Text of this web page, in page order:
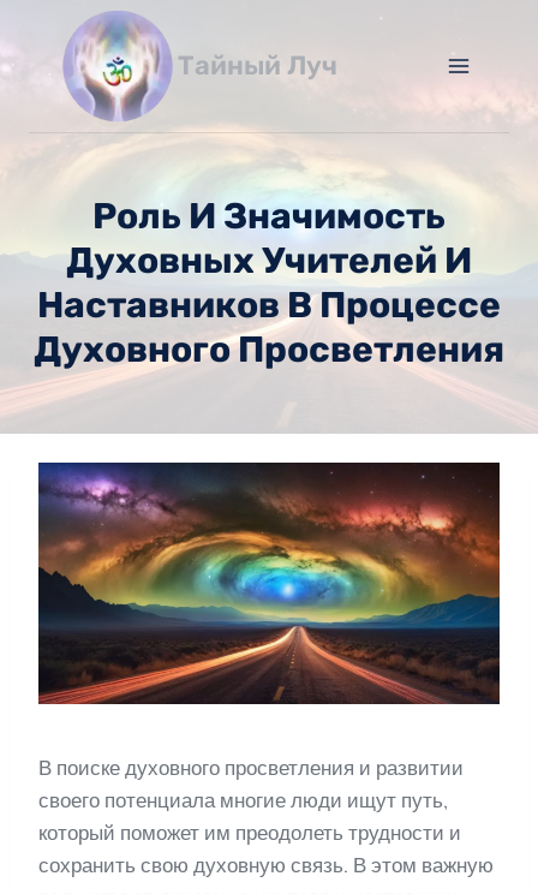
содержимому
Тайный Луч
Роль И Значимость
Духовных Учителей И
Наставников В Процессе
Духовного Просветления
В поиске духовного просветления и развитии
своего потенциала многие люди ищут путь,
который поможет им преодолеть трудности и
сохранить свою духовную связь. В этом важную